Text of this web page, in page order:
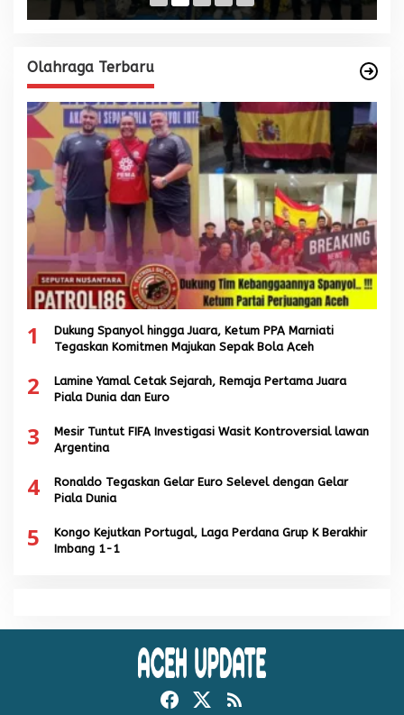
Olahraga Terbaru
1
Dukung Spanyol hingga Juara, Ketum PPA Marniati
Tegaskan Komitmen Majukan Sepak Bola Aceh
2
Lamine Yamal Cetak Sejarah, Remaja Pertama Juara
Piala Dunia dan Euro
3
Mesir Tuntut FIFA Investigasi Wasit Kontroversial lawan
Argentina
4
Ronaldo Tegaskan Gelar Euro Selevel dengan Gelar
Piala Dunia
5
Kongo Kejutkan Portugal, Laga Perdana Grup K Berakhir
Imbang 1-1